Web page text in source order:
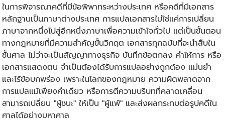
ในการพิจารณาคดีที่มีข้อพิพาทระหว่างประเทศ หรือคดีที่มีเอกสาร
หลักฐานเป็นภาษาต่างประเทศ การแปลเอกสารไม่ใช่แค่การเปลี่ยน
ภาษาจากหนึ่งไปสู่อีกหนึ่งภาษาเพื่อความเข้าใจทั่วไป แต่เป็นขั้นตอน
ทางกฎหมายที่มีความสำคัญขั้นวิกฤต เอกสารทุกฉบับที่จะนำสืบใน
ชั้นศาล ไม่ว่าจะเป็นสัญญาทางธุรกิจ บันทึกข้อตกลง คำให้การ หรือ
เอกสารแสดงตน จำเป็นต้องได้รับการแปลอย่างถูกต้อง แม่นยำ
และไร้ข้อบกพร่อง เพราะในโลกของกฎหมาย ความผิดพลาดจาก
การแปลแม้เพียงคำเดียว หรือการตีความบริบทที่คลาดเคลื่อน
สามารถเปลี่ยน "ผู้ชนะ" ให้เป็น "ผู้แพ้" และส่งผลกระทบต่อรูปคดีใน
ศาลได้อย่างมหาศาล